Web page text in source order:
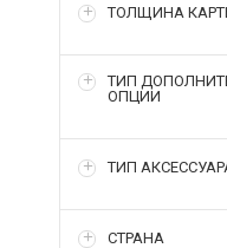
ТОЛЩИНА
ТИП
ОПЦИИ
ТИП
СТРАНА